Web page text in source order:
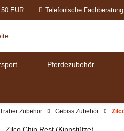
EUR Telefonische Fachberatung
Pferdezubehör
Traber Zubehör Gebiss Zubehör